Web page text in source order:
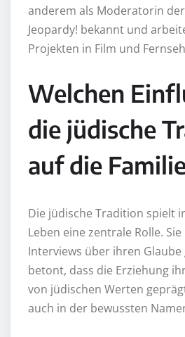
anderem als Moderatorin
Jeopardy! bekannt und
Projekten in Film und
Welchen
die jüdische
auf die
Die jüdische Tradition spielt
Leben eine zentrale Rolle.
Interviews über ihren
betont, dass die Erziehung
von jüdischen Werten
auch in der bewussten